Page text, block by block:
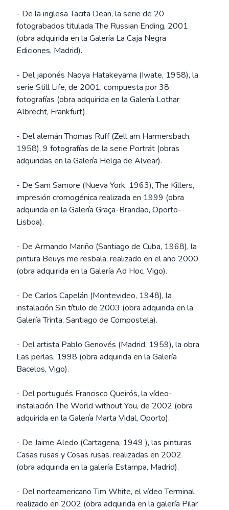
- De la inglesa Tacita Dean, la serie de 20
fotograbados titulada The Russian Ending, 2001
(obra adquirida en la Galería La Caja Negra
Ediciones, Madrid).
- Del japonés Naoya Hatakeyama (Iwate, 1958), la
serie Still Life, de 2001, compuesta por 38
fotografías (obra adquirida en la Galería Lothar
Albrecht, Frankfurt).
- Del alemán Thomas Ruff (Zell am Harmersbach,
1958), 9 fotografías de la serie Porträt (obras
adquiridas en la Galería Helga de Alvear).
- De Sam Samore (Nueva York, 1963), The Killers,
impresión cromogénica realizada en 1999 (obra
adquirida en la Galería Graça-Brandao, Oporto-
Lisboa).
- De Armando Mariño (Santiago de Cuba, 1968), la
pintura Beuys me resbala, realizado en el año 2000
(obra adquirida en la Galería Ad Hoc, Vigo).
- De Carlos Capelán (Montevideo, 1948), la
instalación Sin título de 2003 (obra adquirida en la
Galería Trinta, Santiago de Compostela).
- Del artista Pablo Genovés (Madrid, 1959), la obra
Las perlas, 1998 (obra adquirida en la Galería
Bacelos, Vigo).
- Del portugués Francisco Queirós, la vídeo-
instalación The World without You, de 2002 (obra
adquirida en la Galería Marta Vidal, Oporto).
- De Jaime Aledo (Cartagena, 1949 ), las pinturas
Casas rusas y Cosas rusas, realizadas en 2002
(obra adquirida en la galería Estampa, Madrid).
- Del norteamericano Tim White, el vídeo Terminal,
realizado en 2002 (obra adquirida en la galería Pilar